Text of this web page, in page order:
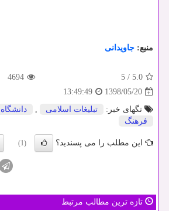
منبع: جاویدانی
5.0
/
5
4694
1398/05/20
13:49:49
تگهای خبر:
تبلیغات اسلامی , دانشگاه
فرهنگ
این مطلب را می پسندید؟ (1)
تازه ترین مطالب مرتبط